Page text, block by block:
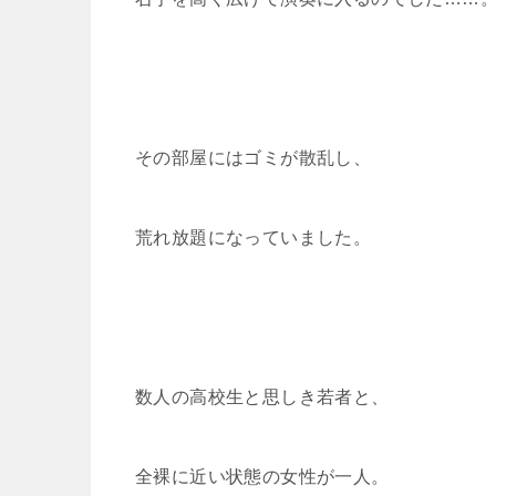
その部屋にはゴミが散乱し、
荒れ放題になっていました。
数人の高校生と思しき若者と、
全裸に近い状態の女性が一人。